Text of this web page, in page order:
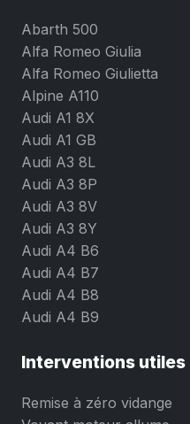
Abarth 500
Alfa Romeo Giulia
Alfa Romeo Giulietta
Alpine A110
Audi A1 8X
Audi A1 GB
Audi A3 8L
Audi A3 8P
Audi A3 8V
Audi A3 8Y
Audi A4 B6
Audi A4 B7
Audi A4 B8
Audi A4 B9
Interventions utiles
Remise à zéro vidange